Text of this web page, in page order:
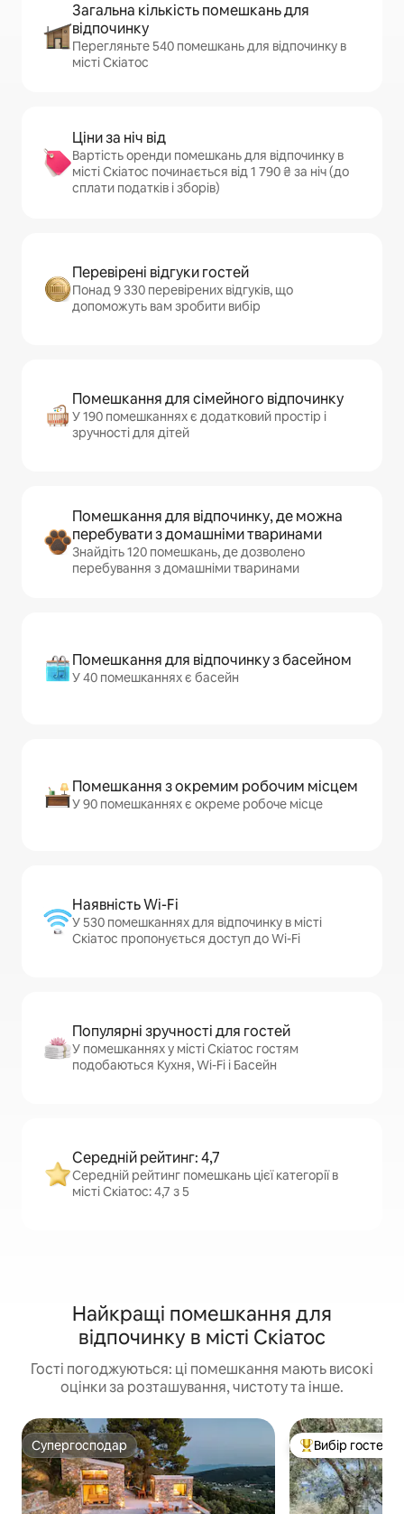
Загальна кількість помешкань для
відпочинку
Перегляньте 540 помешкань для відпочинку в
місті Скіатос
Ціни за ніч від
Вартість оренди помешкань для відпочинку в
місті Скіатос починається від 1 790 ₴ за ніч (до
сплати податків і зборів)
Перевірені відгуки гостей
Понад 9 330 перевірених відгуків, що
допоможуть вам зробити вибір
Помешкання для сімейного відпочинку
У 190 помешканнях є додатковий простір і
зручності для дітей
Помешкання для відпочинку, де можна
перебувати з домашніми тваринами
Знайдіть 120 помешкань, де дозволено
перебування з домашніми тваринами
Помешкання для відпочинку з басейном
У 40 помешканнях є басейн
Помешкання з окремим робочим місцем
У 90 помешканнях є окреме робоче місце
Наявність Wi-Fi
У 530 помешканнях для відпочинку в місті
Скіатос пропонується доступ до Wi-Fi
Популярні зручності для гостей
У помешканнях у місті Скіатос гостям
подобаються Кухня, Wi-Fi і Басейн
Середній рейтинг: 4,7
Середній рейтинг помешкань цієї категорії в
місті Скіатос: 4,7 з 5
Найкращі помешкання для
відпочинку в місті Скіатос
Гості погоджуються: ці помешкання мають високі
оцінки за розташування, чистоту та інше.
Супергосподар
Супергосподар Топ вибір гостей
Вибір гостей